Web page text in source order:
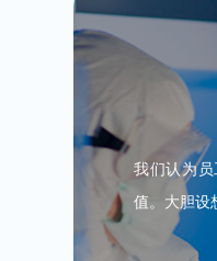
我们认为
值。大胆设